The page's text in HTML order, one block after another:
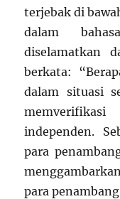
terjebak di
dalam
diselamatkan
berkata:
dalam situasi
independen.
para
para